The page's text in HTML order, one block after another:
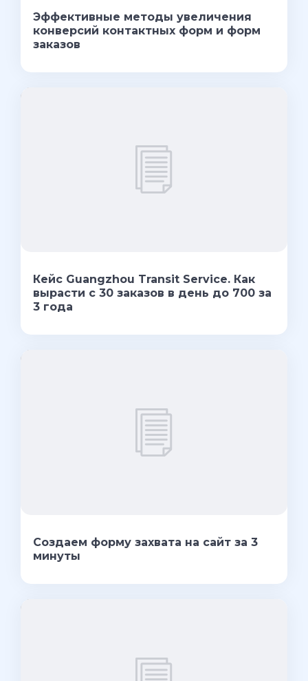
Эффективные методы увеличения
конверсий контактных форм и форм
заказов
Кейс Guangzhou Transit Service. Как
вырасти с 30 заказов в день до 700 за
3 года
Создаем форму захвата на сайт за 3
минуты